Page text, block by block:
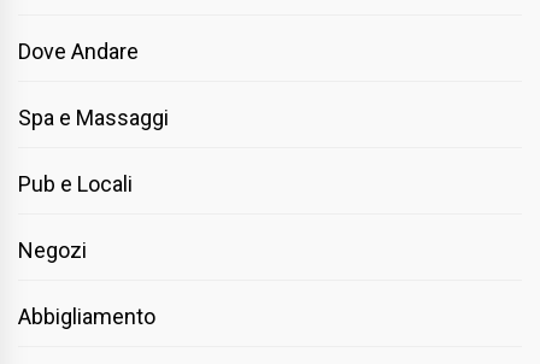
Dove Andare
Spa e Massaggi
Pub e Locali
Negozi
Abbigliamento